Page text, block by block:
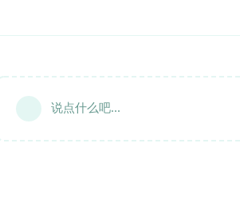
说点什么吧...